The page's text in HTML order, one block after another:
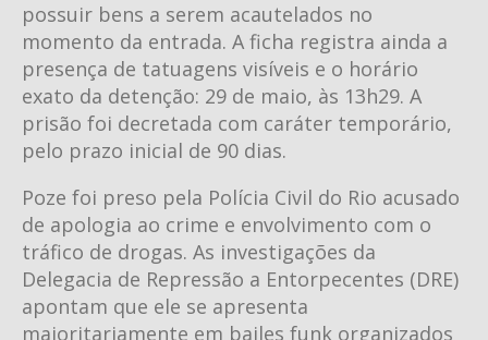
possuir bens a serem acautelados no
momento da entrada. A ficha registra ainda a
presença de tatuagens visíveis e o horário
exato da detenção: 29 de maio, às 13h29. A
prisão foi decretada com caráter temporário,
pelo prazo inicial de 90 dias.
Poze foi preso pela Polícia Civil do Rio acusado
de apologia ao crime e envolvimento com o
tráfico de drogas. As investigações da
Delegacia de Repressão a Entorpecentes (DRE)
apontam que ele se apresenta
majoritariamente em bailes funk organizados